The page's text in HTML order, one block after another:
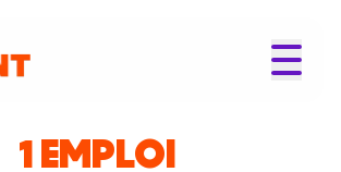
1 EMPLOI